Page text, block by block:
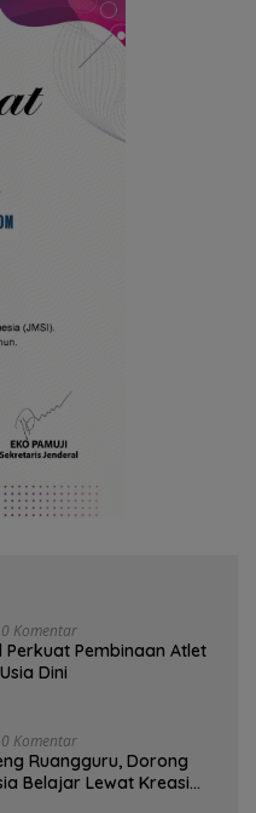
0 Komentar
Perkuat Pembinaan Atlet
Dini
0 Komentar
Ruangguru, Dorong
Belajar Lewat Kreasi